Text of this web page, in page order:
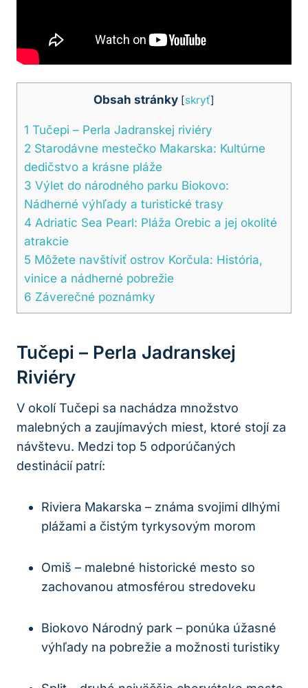
Obsah stránky [skryť]
1 Tučepi – Perla Jadranskej riviéry
2 Starodávne mestečko Makarska: Kultúrne
dedičstvo a krásne pláže
3 Výlet do národného parku Biokovo:
Nádherné výhľady a turistické trasy
4 Adriatic Sea Pearl: Pláža Orebic a jej okolité
atrakcie
5 Môžete navštíviť ostrov Korčula: História,
vinice a nádherné pobrežie
6 Záverečné poznámky
Tučepi – Perla Jadranskej
Riviéry
V okolí Tučepi sa nachádza množstvo
malebných a zaujímavých miest, ktoré stojí za
návštevu. Medzi top 5 odporúčaných
destinácií patrí:
Riviera Makarska – známa svojimi dlhými
plážami a čistým tyrkysovým morom
Omiš – malebné historické mesto so
zachovanou atmosférou stredoveku
Biokovo Národný park – ponúka úžasné
výhľady na pobrežie a možnosti turistiky